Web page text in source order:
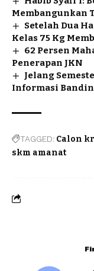
Membangunkan
Setelah Dua
Kelas 75 Kg
62 Persen
Penerapan JKN
Jelang
Informasi
TAGGED: Calon
skm amanat